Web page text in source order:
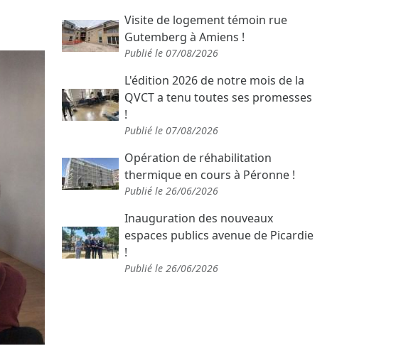
Visite de logement témoin rue
Gutemberg à Amiens !
Publié le 07/08/2026
L'édition 2026 de notre mois de la
QVCT a tenu toutes ses promesses
!
Publié le 07/08/2026
Opération de réhabilitation
thermique en cours à Péronne !
Publié le 26/06/2026
Inauguration des nouveaux
espaces publics avenue de Picardie
!
Publié le 26/06/2026